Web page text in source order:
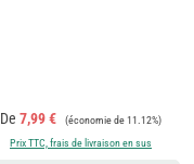
Prix de vente :
De 7,99 € Prix régulier :
(économie de 11.12%)
Prix TTC, frais de livraison en sus